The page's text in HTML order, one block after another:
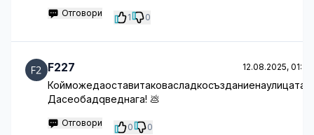
Отговори 1 0
F227 12.08.2025, 01:21
Койможедаоставитаковасладкосъзданиенаулицата?
Дасеобадqведнага! 💩
Отговори 0 0